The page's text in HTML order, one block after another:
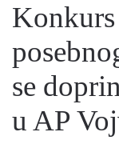
se
u AP